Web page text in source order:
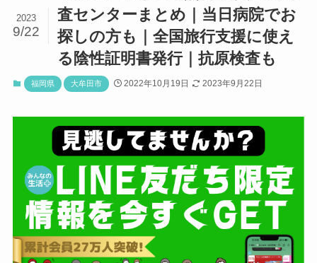
査センターまとめ｜当日病院でお
探しの方も｜全国旅行支援に使え
る陰性証明書発行｜抗原検査も
2023
9/22
福岡県 大牟田市 2022年10月19日 2023年9月22日